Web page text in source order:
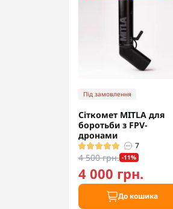
Під замовлення
Сіткомет MITLA для
боротьби з FPV-
дронами
7
4 500 грн. -11%
4 000 грн.
До кошика